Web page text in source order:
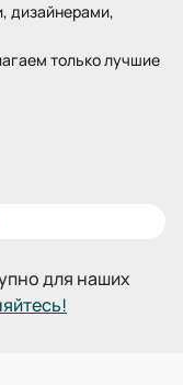
дизайнерами,
только лучшие
для наших